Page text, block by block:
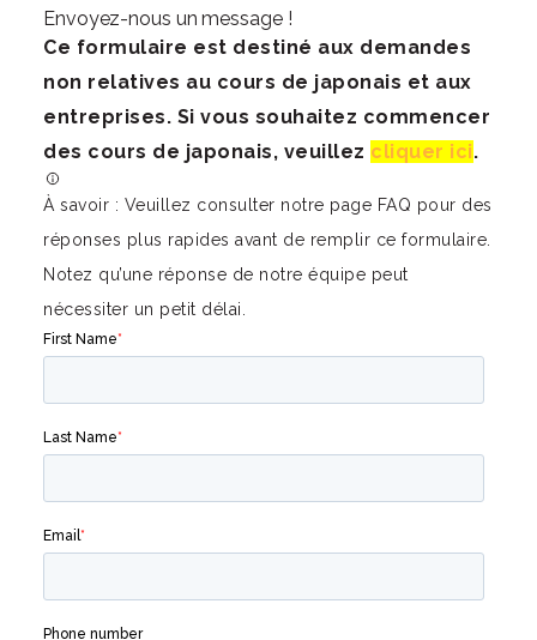
Envoyez-nous un message !
Ce formulaire est destiné aux demandes
non relatives au cours de japonais et aux
entreprises. Si vous souhaitez commencer
des cours de japonais, veuillez cliquer ici.
À savoir : Veuillez consulter notre page FAQ pour des
réponses plus rapides avant de remplir ce formulaire.
Notez qu’une réponse de notre équipe peut
nécessiter un petit délai.